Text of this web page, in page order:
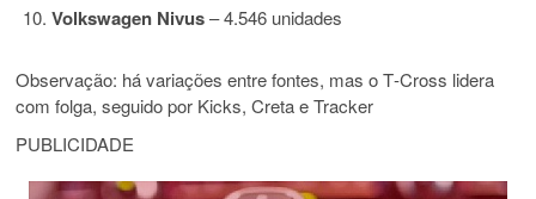
Volkswagen Nivus– 4.546 unidades
Observação: há variações entre fontes, mas o T‑Cross lidera
com folga, seguido por Kicks, Creta e Tracker
PUBLICIDADE